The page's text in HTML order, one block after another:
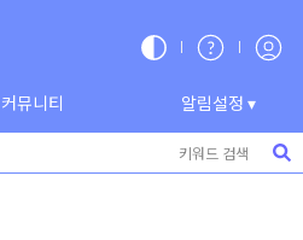
커뮤니티 알림설정 ▾